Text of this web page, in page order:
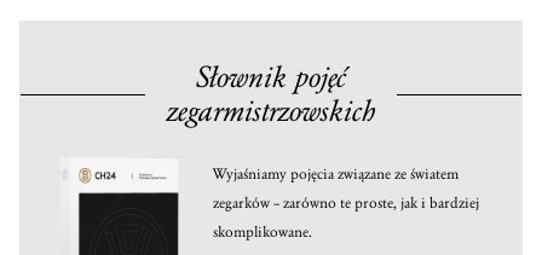
Słownik pojęć
zegarmistrzowskich
Wyjaśniamy pojęcia związane ze światem
zegarków – zarówno te proste, jak i bardziej
skomplikowane.